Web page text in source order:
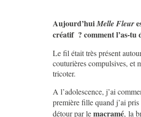
Aujourd’huiMelle Fleur
créatif ? comment l’as-tu
Le fil était très présent
couturières compulsives, et
tricoter.
A l’adolescence, j’ai
première fille quand j’ai
détour par lemacramé, la